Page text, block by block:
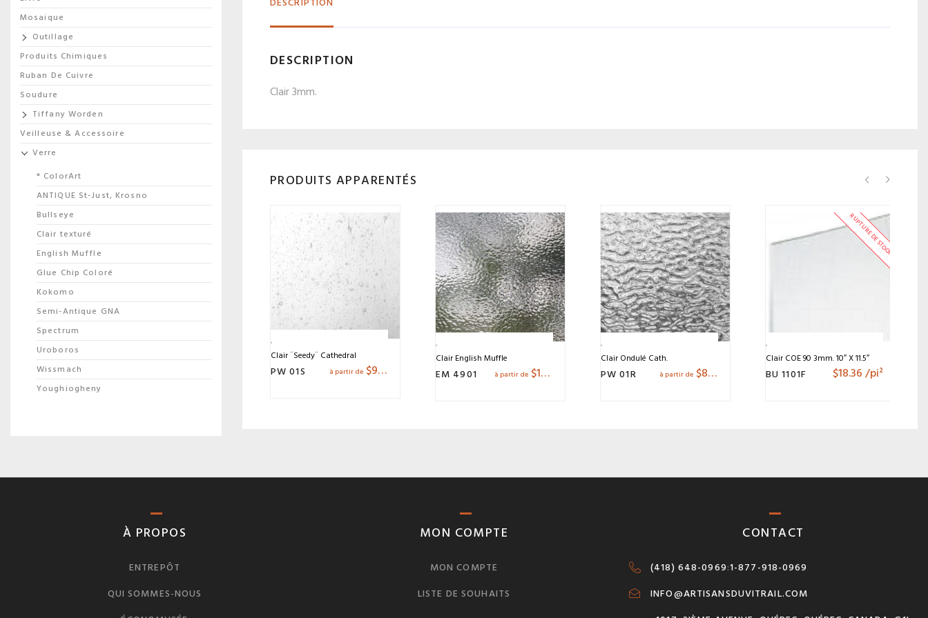
DESCRIPTION
Clair 3mm.
PRODUITS APPARENTÉS
Clair ¨Seedy¨ Cathedral
PW 01S à partir de $9.01
Clair English Muffle
EM 4901 à partir de $12.73
Clair Ondulé Cath.
PW 01R à partir de $8.95
RUPTURE DE STOCK
Clair COE 90 3mm. 10″ X 11.5″
BU 1101F $18.36/pi²
Mosaique
Outillage
Produits Chimiques
Ruban De Cuivre
Soudure
Tiffany Worden
Veilleuse & Accessoire
Verre
* ColorArt
ANTIQUE St-Just, Krosno
Bullseye
Clair texturé
English Muffle
Glue Chip Coloré
Kokomo
Semi-Antique GNA
Spectrum
Uroboros
Wissmach
Youghiogheny
À PROPOS
ENTREPÔT
QUI SOMMES-NOUS
MON COMPTE
MON COMPTE
LISTE DE SOUHAITS
CONTACT
(418) 648-0969:1-877-918-0969
INFO@ARTISANSDUVITRAIL.COM